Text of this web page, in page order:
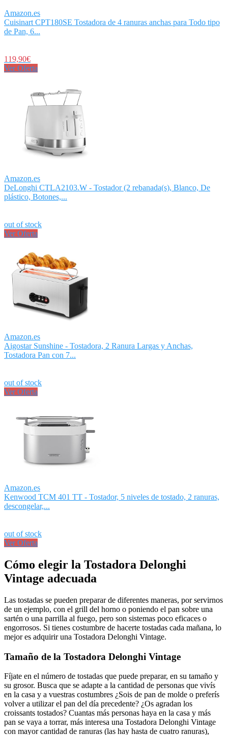
Amazon.es
Cuisinart CPT180SE Tostadora de 4 ranuras anchas para Todo tipo
de Pan, 6...
119,90€
Ver Oferta
Amazon.es
DeLonghi CTLA2103.W - Tostador (2 rebanada(s), Blanco, De
plástico, Botones,...
out of stock
Ver Oferta
Amazon.es
Aigostar Sunshine - Tostadora, 2 Ranura Largas y Anchas,
Tostadora Pan con 7...
out of stock
Ver Oferta
Amazon.es
Kenwood TCM 401 TT - Tostador, 5 niveles de tostado, 2 ranuras,
descongelar,...
out of stock
Ver Oferta
Cómo elegir la Tostadora Delonghi
Vintage adecuada
Las tostadas se pueden preparar de diferentes maneras, por servirnos
de un ejemplo, con el grill del horno o poniendo el pan sobre una
sartén o una parrilla al fuego, pero son sistemas poco eficaces o
engorrosos. Si tienes costumbre de hacerte tostadas cada mañana, lo
mejor es adquirir una Tostadora Delonghi Vintage.
Tamaño de la Tostadora Delonghi Vintage
Fíjate en el número de tostadas que puede preparar, en su tamaño y
su grosor. Busca que se adapte a la cantidad de personas que vivís
en la casa y a vuestras costumbres ¿Sois de pan de molde o preferís
volver a utilizar el pan del día precedente? ¿Os agradan los
croissants tostados? Cuantas más personas haya en la casa y más
pan se vaya a torrar, más interesa una Tostadora Delonghi Vintage
con mayor cantidad de ranuras (las hay hasta de cuatro ranuras),